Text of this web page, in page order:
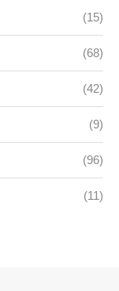
(15)
(68)
(42)
(9)
(96)
(11)